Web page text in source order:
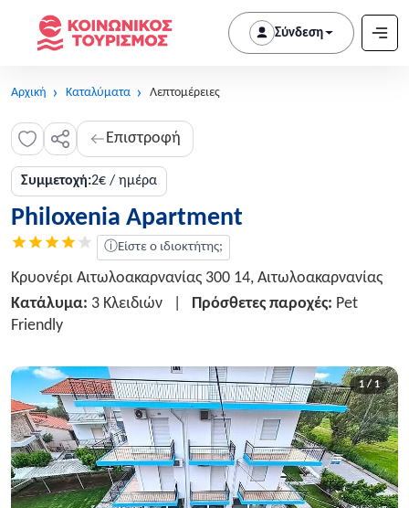
Σύνδεση
Αρχική Καταλύματα Λεπτομέρειες
Συμμετοχή:2€ / ημέρα
Philoxenia Apartment
ⓘΕίστε ο ιδιοκτήτης;
Κρυονέρι Αιτωλοακαρνανίας 300 14, Αιτωλοακαρνανίας
Κατάλυμα: 3 Κλειδιών Πρόσθετες παροχές: Pet
Friendly
Επιστροφή
1 / 1